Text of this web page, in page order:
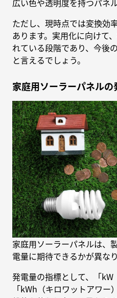
ただし、現時点では変換効
あります。実用化に向けて
れている段階であり、今後
と言えるでしょう。
家庭用ソーラーパネルの
家庭用ソーラーパネルは、
電量に期待できるかが異なり
発電量の指標として、「
「kWh（キロワットアワ